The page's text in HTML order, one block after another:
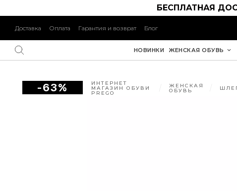
БЕСПЛАТНАЯ
Доставка Оплата Гарантия и возврат Блог
НОВИНКИ ЖЕНСКАЯ ОБУВЬ
-63% ИНТЕРНЕТ
МАГАЗИН ОБУВИ
PREGO
ЖЕНСКАЯ
ОБУВЬ